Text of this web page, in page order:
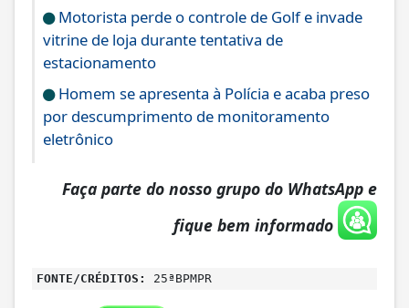
Motorista perde o controle de Golf e invade
vitrine de loja durante tentativa de
estacionamento
Homem se apresenta à Polícia e acaba preso
por descumprimento de monitoramento
eletrônico
Faça parte do nosso grupo do WhatsApp e
fique bem informado
FONTE/CRÉDITOS: 25ªBPMPR